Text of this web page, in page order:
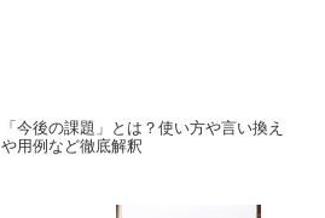
「今後の課題」とは？使い方や言い換え
や用例など徹底解釈